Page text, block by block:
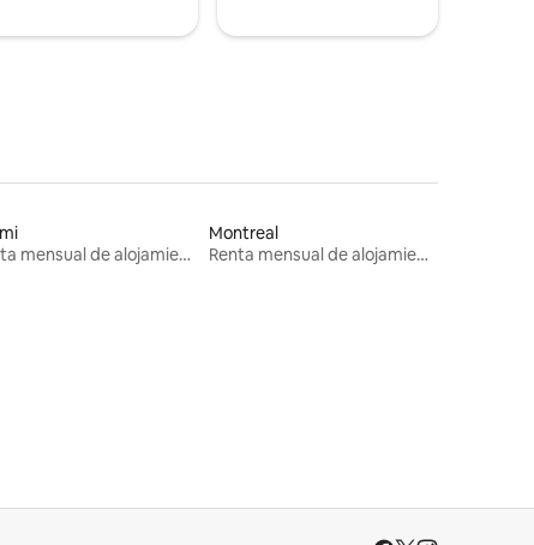
Renta mensual de alojamientos
Montreal
Renta mensual de alojamientos